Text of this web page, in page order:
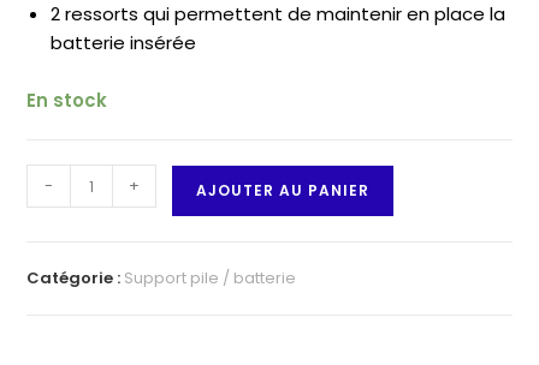
2 ressorts qui permettent de maintenir en place la
batterie insérée
En stock
quantité
de
de
- + AJOUTER AU PANIER
Catégorie : Support pile / batterie